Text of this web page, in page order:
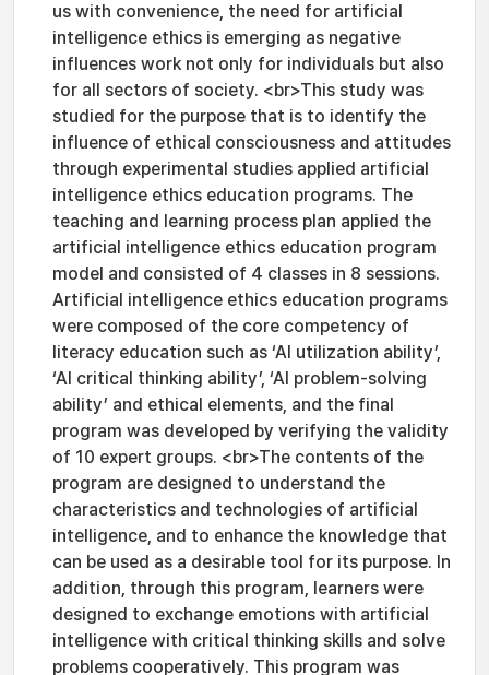
us with convenience, the need for artificial
intelligence ethics is emerging as negative
influences work not only for individuals but also
for all sectors of society. <br>This study was
studied for the purpose that is to identify the
influence of ethical consciousness and attitudes
through experimental studies applied artificial
intelligence ethics education programs. The
teaching and learning process plan applied the
artificial intelligence ethics education program
model and consisted of 4 classes in 8 sessions.
Artificial intelligence ethics education programs
were composed of the core competency of
literacy education such as ‘AI utilization ability’,
‘AI critical thinking ability’, ‘AI problem-solving
ability’ and ethical elements, and the final
program was developed by verifying the validity
of 10 expert groups. <br>The contents of the
program are designed to understand the
characteristics and technologies of artificial
intelligence, and to enhance the knowledge that
can be used as a desirable tool for its purpose. In
addition, through this program, learners were
designed to exchange emotions with artificial
intelligence with critical thinking skills and solve
problems cooperatively. This program was